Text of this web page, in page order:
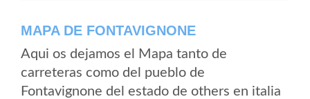
MAPA DE FONTAVIGNONE
Aqui os dejamos el Mapa tanto de
carreteras como del pueblo de
Fontavignone del estado de others en italia